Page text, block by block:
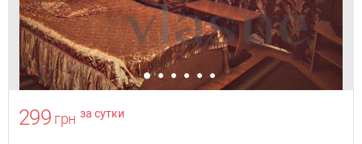
299 грн за сутки